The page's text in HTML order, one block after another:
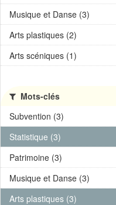
Musique et Danse (3)
Arts plastiques (2)
Arts scéniques (1)
Mots-clés
Subvention (3)
Statistique (3)
Patrimoine (3)
Musique et Danse (3)
Arts plastiques (3)